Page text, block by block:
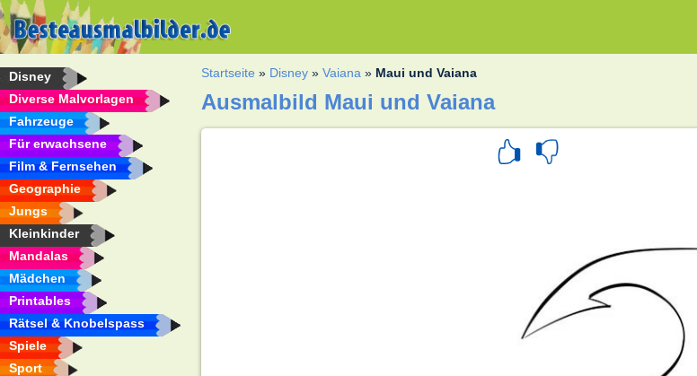
Disney
Diverse Malvorlagen
Fahrzeuge
Für erwachsene
Film & Fernsehen
Geographie
Jungs
Kleinkinder
Mandalas
Mädchen
Printables
Rätsel & Knobelspass
Spiele
Sport
Startseite » Disney »Vaiana » Maui und Vaiana
Ausmalbild Maui und Vaiana